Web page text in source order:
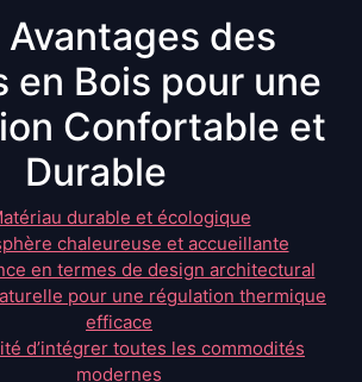
des
en Bois pour une
Confortable et
Durable
durable et écologique
chaleureuse et accueillante
en termes de design architectural
pour une régulation thermique
efficace
d’intégrer toutes les commodités
modernes